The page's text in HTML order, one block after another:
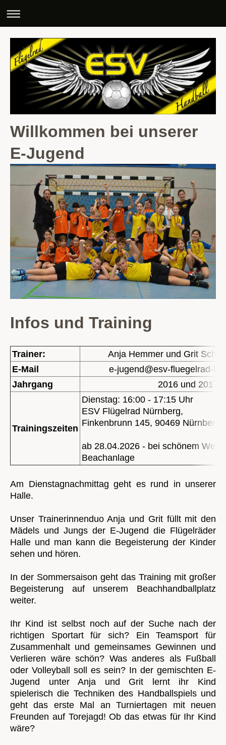
Willkommen bei unserer
E-Jugend
Infos und Training
Trainer:
Anja Hemmer und Grit
E-Mail
e-jugend@esv-fluegelrad-
Jahrgang
2016 und 2017
Trainingszeiten
Dienstag: 16:00 - 17:15 Uhr
ESV Flügelrad Nürnberg,
Finkenbrunn 145, 90469 Nürnberg
ab 28.04.2026 - bei schönem
Beachanlage
Am Dienstagnachmittag geht es rund in unserer
Halle.
Unser Trainerinnenduo Anja und Grit füllt mit den
Mädels und Jungs der E-Jugend die Flügelräder
Halle und man kann die Begeisterung der Kinder
sehen und hören.
In der Sommersaison geht das Training mit großer
Begeisterung auf unserem Beachhandballplatz
weiter.
Ihr Kind ist selbst noch auf der Suche nach der
richtigen Sportart für sich? Ein Teamsport für
Zusammenhalt und gemeinsames Gewinnen und
Verlieren wäre schön? Was anderes als Fußball
oder Volleyball soll es sein? In der gemischten E-
Jugend unter Anja und Grit lernt ihr Kind
spielerisch die Techniken des Handballspiels und
geht das erste Mal an Turniertagen mit neuen
Freunden auf Torejagd! Ob das etwas für Ihr Kind
wäre?